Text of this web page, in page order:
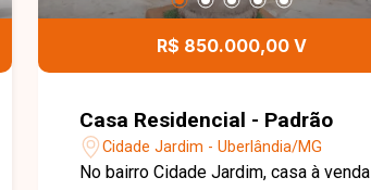
R$ 850.000,00 V
Casa Residencial - Padrão
Cidade Jardim - Uberlândia/MG
No bairro Cidade Jardim, casa à venda